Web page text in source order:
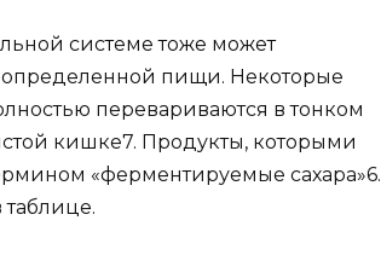
системе тоже может
определенной пищи. Некоторые
перевариваются в тонком
кишке7. Продукты, которыми
«ферментируемые сахара»6.